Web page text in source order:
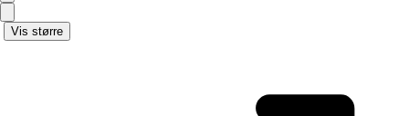
Vis større